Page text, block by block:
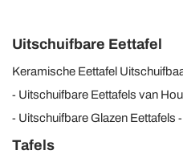
Uitschuifbare Eettafel
Keramische Eettafel
Uitschuifbare Eettafels van
Uitschuifbare Glazen Eettafels
Tafels